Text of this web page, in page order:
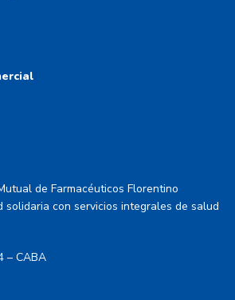
de Farmacéuticos Florentino
solidaria con servicios integrales de salud
– CABA